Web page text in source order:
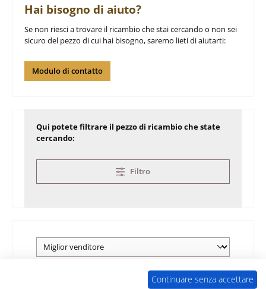
Hai bisogno di aiuto?
Se non riesci a trovare il ricambio che stai cercando o non sei
sicuro del pezzo di cui hai bisogno, saremo lieti di aiutarti:
Modulo di contatto
Qui potete filtrare il pezzo di ricambio che state
cercando:
Filtro
Continuare senza accettare